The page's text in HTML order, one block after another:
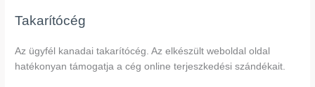
Takarítócég
Az ügyfél kanadai takarítócég. Az elkészült weboldal oldal
hatékonyan támogatja a cég online terjeszkedési szándékait.